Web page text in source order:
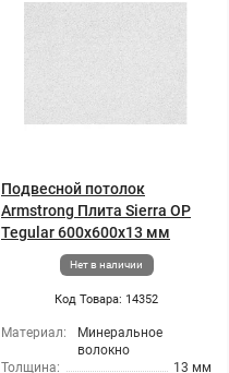
Подвесной потолок
Armstrong Плита Sierra OP
Tegular 600x600x13 мм
Нет в наличии
Код Товара: 14352
Материал:
Минеральное
волокно
Толщина:
13 мм